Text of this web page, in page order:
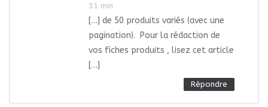
31 min
[…] de 50 produits variés (avec une
pagination). Pour la rédaction de
vos fiches produits , lisez cet article
[…]
Répondre